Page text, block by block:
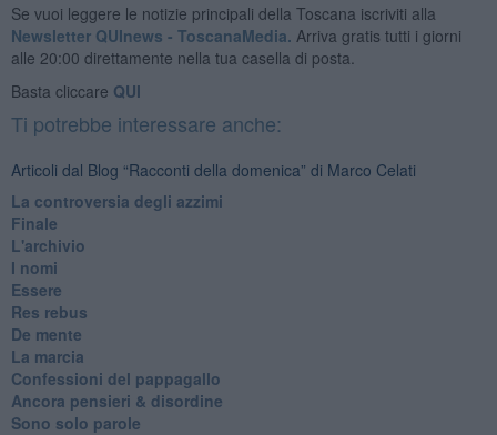
Se vuoi leggere le notizie principali della Toscana iscriviti alla
Newsletter QUInews - ToscanaMedia. Arriva gratis tutti i giorni
alle 20:00 direttamente nella tua casella di posta.
Basta cliccare QUI
Ti potrebbe interessare anche:
Articoli dal Blog “Racconti della domenica” di Marco Celati
La controversia degli azzimi
Finale
L'archivio
I nomi
Essere
Res rebus
De mente
La marcia
Confessioni del pappagallo
Ancora pensieri & disordine
Sono solo parole